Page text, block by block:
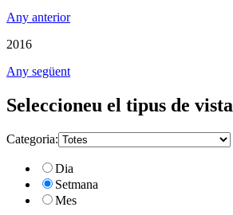
Any anterior
2016
Any següent
Seleccioneu el tipus de vista
Categoria:
Dia
Setmana
Mes